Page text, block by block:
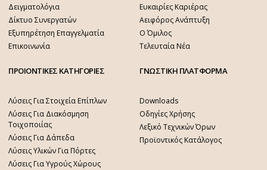
Δειγματολόγια
Δίκτυο Συνεργατών
Εξυπηρέτηση Επαγγελματία
Επικοινωνία
Ευκαιρίες Καριέρας
Αειφόρος Ανάπτυξη
Ο Όμιλος
Τελευταία Νέα
ΠΡΟΙΟΝΤΙΚΕΣ ΚΑΤΗΓΟΡΙΕΣ
Λύσεις Για Στοιχεία Επίπλων
Λύσεις Για Διακόσμηση
Τοιχοποιίας
Λύσεις Για Δάπεδα
Λύσεις Υλικών Για Πόρτες
Λύσεις Για Υγρούς Χώρους
ΓΝΩΣΤΙΚΗ ΠΛΑΤΦΟΡΜΑ
Downloads
Οδηγίες Χρήσης
Λεξικό Τεχνικών Όρων
Προϊοντικός Κατάλογος